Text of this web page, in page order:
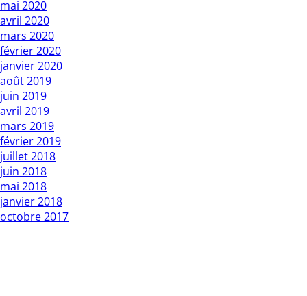
mai 2020
avril 2020
mars 2020
février 2020
janvier 2020
août 2019
juin 2019
avril 2019
mars 2019
février 2019
juillet 2018
juin 2018
mai 2018
janvier 2018
octobre 2017